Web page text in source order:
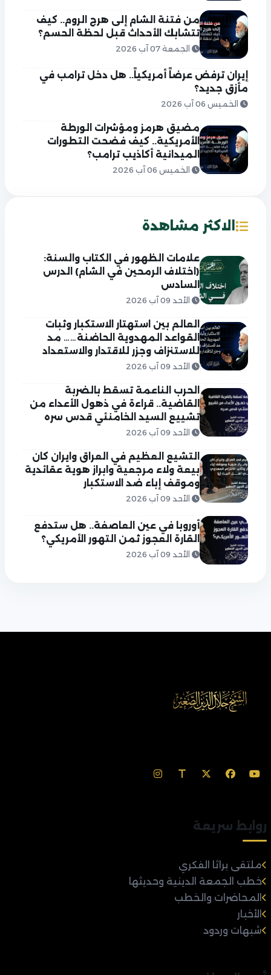
من فتنة الشام إلى هرج الروم.. كيف
تتشابك الأحداث قبل لحظة الحسم؟
الجمعة 07 آب 2026
إيران ترفض عرضاً أمريكياً.. هل دخل ترامب في
مأزق جديد؟
الخميس 06 آب 2026
مضيق هرمز ومؤشرات الورطة
الأمريكية.. كيف فضحت التطورات
الميدانية أكاذيب ترامب؟
الخميس 06 آب 2026
الاكثر مشاهدة
علامات الظهور في الكتاب والسنة:
(اختلاف الرمحين في الشام) الدرس
السادس
الأحد 09 آب 2026
العالم بين استهتار الاستكبار وثبات
القواعد المهدوية الحاضنة…… مد
للاستنزاف وجزر للاقتدار والاستعداد
الأحد 09 آب 2026
الحرب الناعمة تسقط بالضربة
القاضية.. قراءة في ذهول الأعداء من
تشييع السيد الخامنئي قدس سره
الأحد 09 آب 2026
التشيع العظيم في العراق وايران كان
بيعة ولاء مرجعية وابراز هوية عقائدية
وموقف إباء ضد الاستكبار
الأحد 09 آب 2026
أوروبا في عين العاصفة.. هل ستدفع
القارة العجوز ثمن التهور الأمريكي؟
الأحد 09 آب 2026
روابط سريعة
ملتقى براثا الفكري
خطب الجمعة الدينية وحديثها
المحاضرات والخطب
الأخبار
شبهات وردود